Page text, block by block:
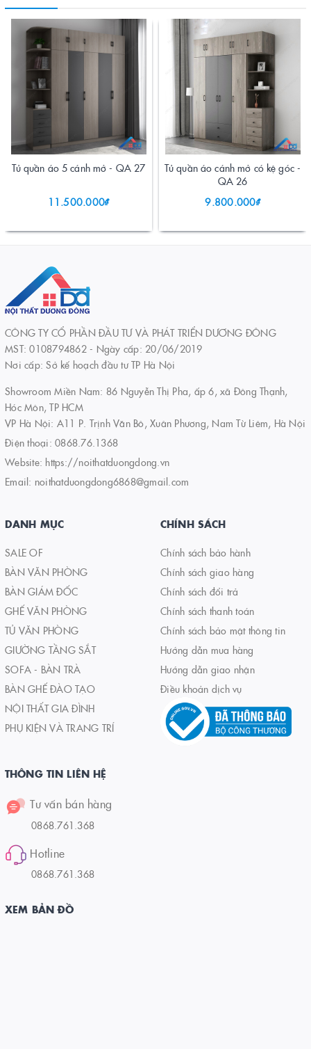
Tủ quần áo 5 cánh mở - QA 27
11.500.000₫
Tủ quần áo cánh mở có kệ góc -
QA 26
9.800.000₫
CÔNG TY CỔ PHẦN ĐẦU TƯ VÀ PHÁT TRIỂN DƯƠNG ĐÔNG
MST: 0108794862 - Ngày cấp: 20/06/2019
Nơi cấp: Sở kế hoạch đầu tư TP Hà Nội
Showroom Miền Nam: 86 Nguyễn Thị Pha, ấp 6, xã Đông Thạnh,
Hóc Môn, TP HCM
VP Hà Nội: A11 P. Trịnh Văn Bô, Xuân Phương, Nam Từ Liêm, Hà Nội
Điện thoại: 0868.76.1368
Website: https://noithatduongdong.vn
Email: noithatduongdong6868@gmail.com
DANH MỤC
SALE OF
BÀN VĂN PHÒNG
BÀN GIÁM ĐỐC
GHẾ VĂN PHÒNG
TỦ VĂN PHÒNG
GIƯỜNG TẦNG SẮT
SOFA - BÀN TRÀ
BÀN GHẾ ĐÀO TẠO
NỘI THẤT GIA ĐÌNH
PHỤ KIỆN VÀ TRANG TRÍ
CHÍNH SÁCH
Chính sách bảo hành
Chính sách giao hàng
Chính sách đổi trả
Chính sách thanh toán
Chính sách bảo mật thông tin
Hướng dẫn mua hàng
Hướng dẫn giao nhận
Điều khoản dịch vụ
THÔNG TIN LIÊN HỆ
Tư vấn bán hàng
0868.761.368
Hotline
0868.761.368
XEM BẢN ĐỒ